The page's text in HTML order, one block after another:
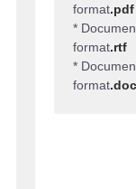
format.pdf
*
format.rtf
*
format.doc